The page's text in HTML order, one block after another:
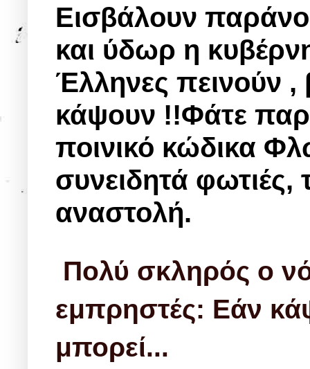
Εισβάλουν
και ύδωρ η
Έλληνες πεινούν ,
κάψουν !!Φάτε
ποινικό κώδικα
συνειδητά
αναστολή.
Πολύ σκληρός ο
εμπρηστές: Εάν
μπορεί...